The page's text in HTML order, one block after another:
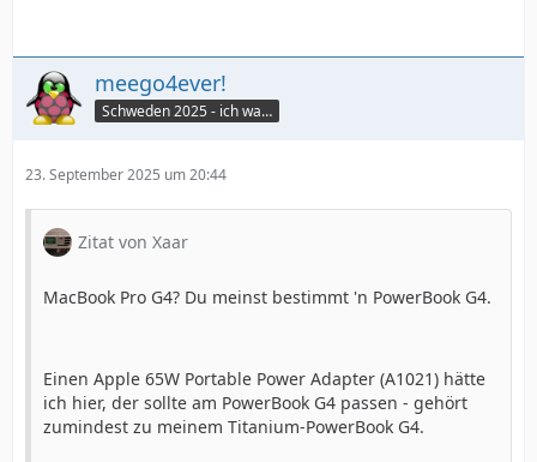
meego4ever!
Schweden 2025 - ich war da :seufz:
23. September 2025 um 20:44
Zitat von Xaar
MacBook Pro G4? Du meinst bestimmt 'n PowerBook G4.
Einen Apple 65W Portable Power Adapter (A1021) hätte
ich hier, der sollte am PowerBook G4 passen - gehört
zumindest zu meinem Titanium-PowerBook G4.